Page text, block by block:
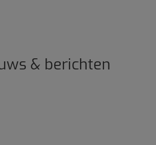
& berichten